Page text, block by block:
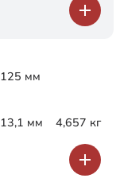
125 мм
13,1 мм 4,657 кг